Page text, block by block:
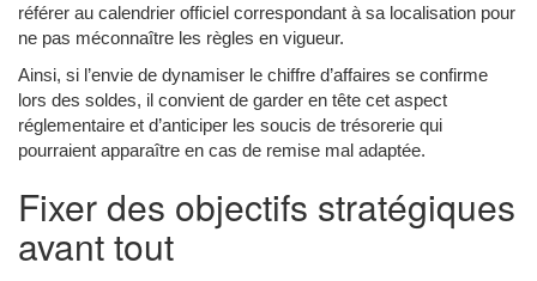
référer au calendrier officiel correspondant à sa localisation pour
ne pas méconnaître les règles en vigueur.
Ainsi, si l’envie de dynamiser le chiffre d’affaires se confirme
lors des soldes, il convient de garder en tête cet aspect
réglementaire et d’anticiper les soucis de trésorerie qui
pourraient apparaître en cas de remise mal adaptée.
Fixer des objectifs stratégiques
avant tout